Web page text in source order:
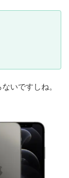
いですしね。